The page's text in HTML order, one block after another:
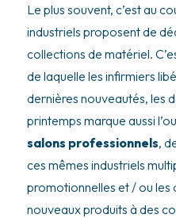
Le plus souvent, c’est au
industriels proposent de
collections de matériel.
de laquelle les infirmiers
dernières nouveautés, les
printemps marque aussi
salons professionnels,
ces mêmes industriels
promotionnelles et / ou
nouveaux produits à des